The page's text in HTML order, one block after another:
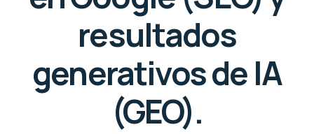
resultados
generativos de IA
(GEO).